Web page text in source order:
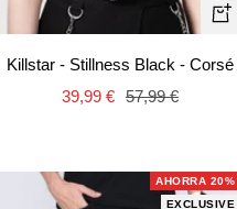
Vista
Killstar - Stillness Black - Corsé
Precio
39,99 € Precio
57,99 €
AHORRA 20%
EXCLUSIVE